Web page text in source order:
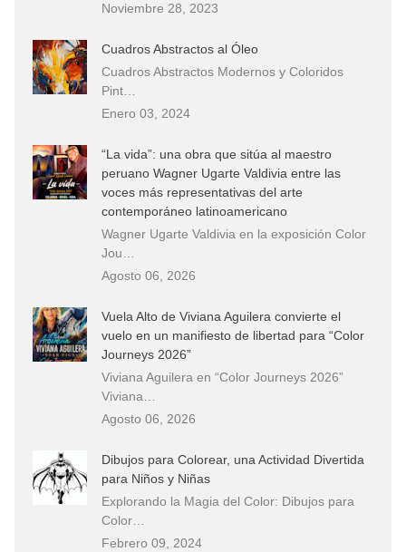
Noviembre 28, 2023
Cuadros Abstractos al Óleo
Cuadros Abstractos Modernos y Coloridos
Pint…
Enero 03, 2024
“La vida”: una obra que sitúa al maestro
peruano Wagner Ugarte Valdivia entre las
voces más representativas del arte
contemporáneo latinoamericano
Wagner Ugarte Valdivia en la exposición Color
Jou…
Agosto 06, 2026
Vuela Alto de Viviana Aguilera convierte el
vuelo en un manifiesto de libertad para “Color
Journeys 2026”
Viviana Aguilera en “Color Journeys 2026”
Viviana…
Agosto 06, 2026
Dibujos para Colorear, una Actividad Divertida
para Niños y Niñas
Explorando la Magia del Color: Dibujos para
Color…
Febrero 09, 2024